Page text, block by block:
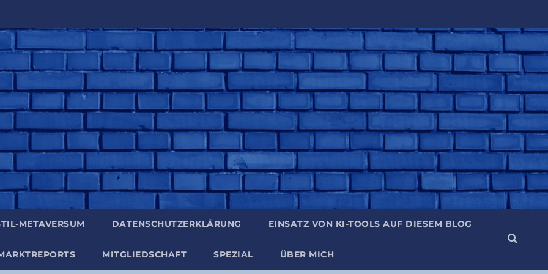
META­VER­SUM DATEN­SCHUTZ­ER­KLÄ­RUNG EIN­SATZ VON KI-TOOLS AUF DIE­SEM BLOG
MIT­GLIED­SCHAFT SPE­ZI­AL ÜBER MICH